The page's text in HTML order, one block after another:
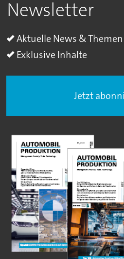
Newsletter
Aktuelle News & Themen
Exklusive Inhalte
Jetzt